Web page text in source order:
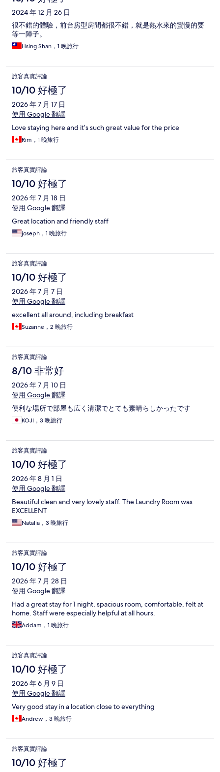
2024 年 12 月 26 日
很不錯的體驗，前台房型房間都很不錯，就是熱水來的蠻慢的要
等一陣子。
Hsing Shan，1 晚旅行
旅客真實評論
10/10 好極了
2026 年 7 月 17 日
使用 Google 翻譯
Love staying here and it’s such great value for the price
Rim，1 晚旅行
旅客真實評論
10/10 好極了
2026 年 7 月 18 日
使用 Google 翻譯
Great location and friendly staff
joseph，1 晚旅行
旅客真實評論
10/10 好極了
2026 年 7 月 7 日
使用 Google 翻譯
excellent all around, including breakfast
Suzanne，2 晚旅行
旅客真實評論
8/10 非常好
2026 年 7 月 10 日
使用 Google 翻譯
便利な場所で部屋も広く清潔でとても素晴らしかったです
KOJI，3 晚旅行
旅客真實評論
10/10 好極了
2026 年 8 月 1 日
使用 Google 翻譯
Beautiful clean and very lovely staff. The Laundry Room was
EXCELLENT
Natalia，3 晚旅行
旅客真實評論
10/10 好極了
2026 年 7 月 28 日
使用 Google 翻譯
Had a great stay for 1 night, spacious room, comfortable, felt at
home. Staff were especially helpful at all hours.
Addam，1 晚旅行
旅客真實評論
10/10 好極了
2026 年 6 月 9 日
使用 Google 翻譯
Very good stay in a location close to everything
Andrew，3 晚旅行
旅客真實評論
10/10 好極了